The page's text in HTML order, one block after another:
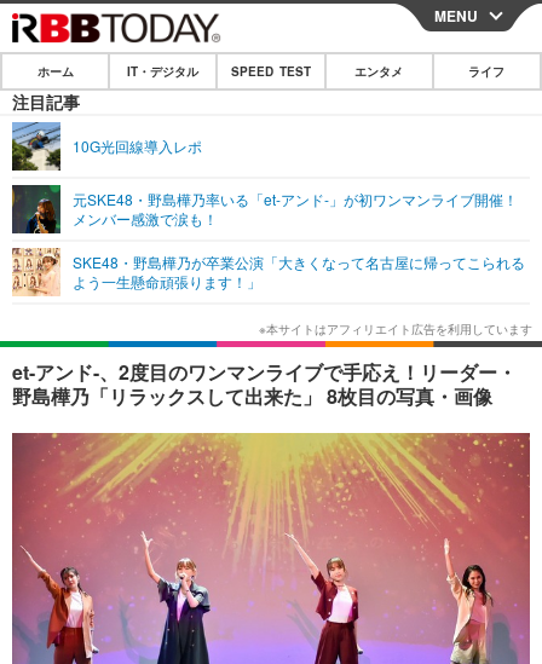
CLOSE
ホーム
IT・デジタル
ネタ
ショッピング その他
SPEED TEST
エンタメ
エンタメTOP
韓国・芸能
音楽 スポーツ
ショッピング その他
ライフ
ライフTOP グルメ
ペット ショッピング
その他
リリース一覧
プッシュ通知の停止方法
MENU
ホーム IT・デジタル SPEED TEST エンタメ ライフ
注目記事
10G光回線導入レポ
元SKE48・野島樺乃率いる「et-アンド-」が初ワンマンライブ開催！
メンバー感激で涙も！
SKE48・野島樺乃が卒業公演「大きくなって名古屋に帰ってこられる
よう一生懸命頑張ります！」
et-アンド-、2度目のワンマンライブで手応え！リーダー・
野島樺乃「リラックスして出来た」 8枚目の写真・画像